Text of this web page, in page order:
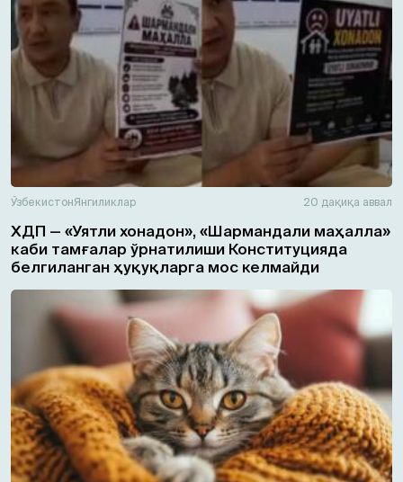
ЎзбекистонЯнгиликлар 20 дақиқа аввал
ХДП — «Уятли хонадон», «Шармандали маҳалла»
каби тамғалар ўрнатилиши Конституцияда
белгиланган ҳуқуқларга мос келмайди